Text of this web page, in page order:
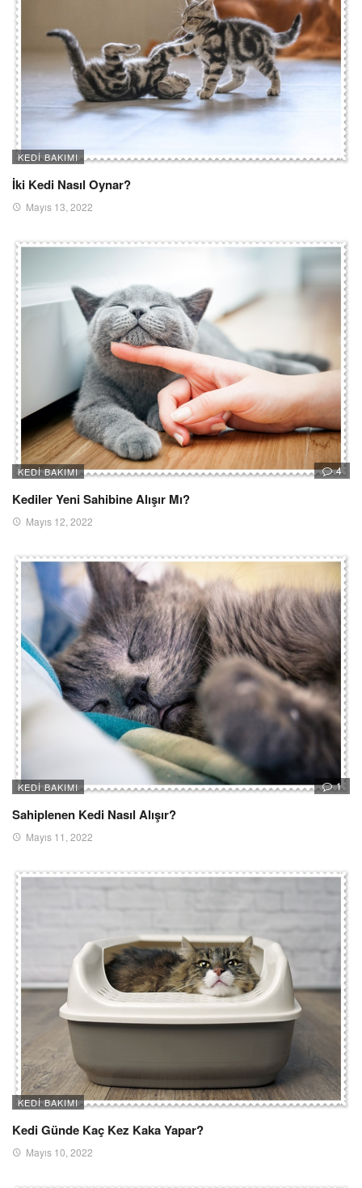
KEDI BAKIMI
İki Kedi Nasıl Oynar?
Mayıs 13, 2022
KEDI BAKIMI 4
Kediler Yeni Sahibine Alışır Mı?
Mayıs 12, 2022
KEDI BAKIMI 1
Sahiplenen Kedi Nasıl Alışır?
Mayıs 11, 2022
KEDI BAKIMI
Kedi Günde Kaç Kez Kaka Yapar?
Mayıs 10, 2022